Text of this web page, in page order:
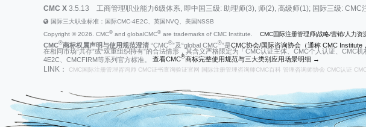
CMC X 3.5.13 工商管理职业能力6级体系, 即中国三级: 助理师(3), 师(2), 高级师(1); 国际三级: CMC
国际三大职业标准：国际CMC-4E2C、英国NVQ、美国NSSB
Copyright © 2026. CMC® and globalCMC® are trademarks of CMC Institute. CMC国际注册管理师(战略/营销/人力资
CMC®商标权属声明与使用规范澄清 “CMC®”及“global CMC®”是CMC协会/国际咨询协会（通称 CMC Institute
在相同市场“共存”或“双重组织持有”的合法情形，其含义严格限定为「CMC认证主体、CMC个人认证、CMC
4E2C、CMCFIRM等系列官方标准。 查看CMC®商标完整使用规范与三大类别应用场景明细 →
LINK： CMC国际注册管理咨询师 CMC证书查询验证官网 国际注册管理咨询师CMC百科 管理咨询师协会 CMC认证